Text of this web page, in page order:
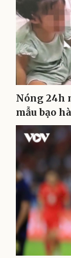
Ăn sạch sống
Văn hóa
Sân khấu -
Văn học
Âm nhạc
Di sản
Nóng 24h
mẫu bạo